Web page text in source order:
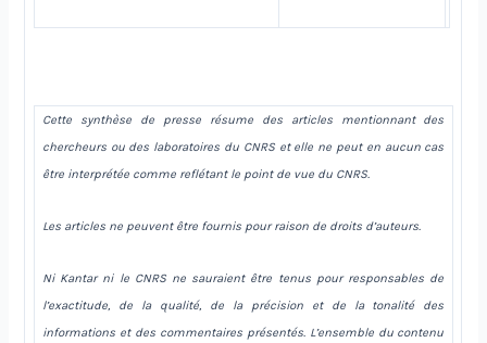
Cette synthèse de presse résume des articles mentionnant des
chercheurs ou des laboratoires du CNRS et elle ne peut en aucun cas
être interprétée comme reflétant le point de vue du CNRS.
Les articles ne peuvent être fournis pour raison de droits d’auteurs.
Ni Kantar ni le CNRS ne sauraient être tenus pour responsables de
l’exactitude, de la qualité, de la précision et de la tonalité des
informations et des commentaires présentés. L’ensemble du contenu